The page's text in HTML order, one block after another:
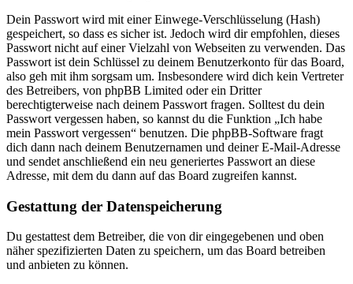
Dein Passwort wird mit einer Einwege-Verschlüsselung (Hash)
gespeichert, so dass es sicher ist. Jedoch wird dir empfohlen, dieses
Passwort nicht auf einer Vielzahl von Webseiten zu verwenden. Das
Passwort ist dein Schlüssel zu deinem Benutzerkonto für das Board,
also geh mit ihm sorgsam um. Insbesondere wird dich kein Vertreter
des Betreibers, von phpBB Limited oder ein Dritter
berechtigterweise nach deinem Passwort fragen. Solltest du dein
Passwort vergessen haben, so kannst du die Funktion „Ich habe
mein Passwort vergessen“ benutzen. Die phpBB-Software fragt
dich dann nach deinem Benutzernamen und deiner E-Mail-Adresse
und sendet anschließend ein neu generiertes Passwort an diese
Adresse, mit dem du dann auf das Board zugreifen kannst.
Gestattung der Datenspeicherung
Du gestattest dem Betreiber, die von dir eingegebenen und oben
näher spezifizierten Daten zu speichern, um das Board betreiben
und anbieten zu können.